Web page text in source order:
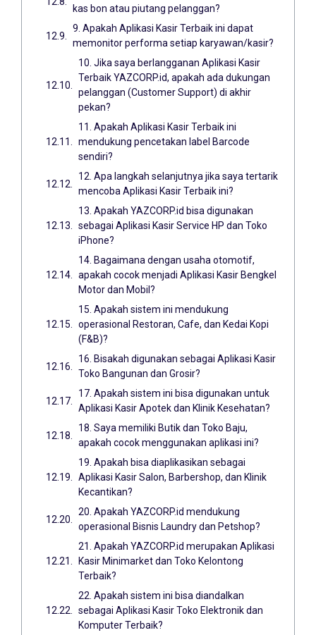
kas bon atau piutang pelanggan?
9. Apakah Aplikasi Kasir Terbaik ini dapat
memonitor performa setiap karyawan/kasir?
10. Jika saya berlangganan Aplikasi Kasir
Terbaik YAZCORP.id, apakah ada dukungan
pelanggan (Customer Support) di akhir
pekan?
11. Apakah Aplikasi Kasir Terbaik ini
mendukung pencetakan label Barcode
sendiri?
12. Apa langkah selanjutnya jika saya tertarik
mencoba Aplikasi Kasir Terbaik ini?
13. Apakah YAZCORP.id bisa digunakan
sebagai Aplikasi Kasir Service HP dan Toko
iPhone?
14. Bagaimana dengan usaha otomotif,
apakah cocok menjadi Aplikasi Kasir Bengkel
Motor dan Mobil?
15. Apakah sistem ini mendukung
operasional Restoran, Cafe, dan Kedai Kopi
(F&B)?
16. Bisakah digunakan sebagai Aplikasi Kasir
Toko Bangunan dan Grosir?
17. Apakah sistem ini bisa digunakan untuk
Aplikasi Kasir Apotek dan Klinik Kesehatan?
18. Saya memiliki Butik dan Toko Baju,
apakah cocok menggunakan aplikasi ini?
19. Apakah bisa diaplikasikan sebagai
Aplikasi Kasir Salon, Barbershop, dan Klinik
Kecantikan?
20. Apakah YAZCORP.id mendukung
operasional Bisnis Laundry dan Petshop?
21. Apakah YAZCORP.id merupakan Aplikasi
Kasir Minimarket dan Toko Kelontong
Terbaik?
22. Apakah sistem ini bisa diandalkan
sebagai Aplikasi Kasir Toko Elektronik dan
Komputer Terbaik?